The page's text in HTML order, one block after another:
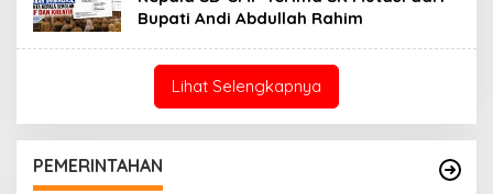
Bupati Andi Abdullah Rahim
Lihat Selengkapnya
PEMERINTAHAN